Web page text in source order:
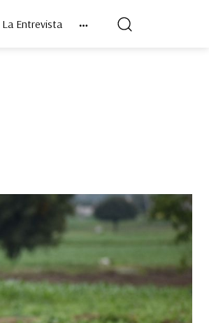
La Entrevista